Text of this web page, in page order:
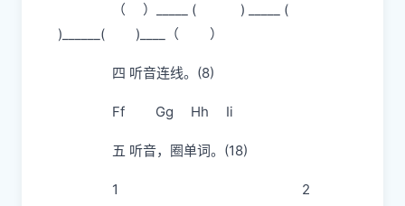
（ ）_____ ( ) _____ (
)______( )____（ ）
四 听音连线。(8)
Ff Gg Hh Ii
五 听音，圈单词。(18)
1 2